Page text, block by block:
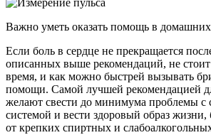
Важно уметь оказать помощь в
Если боль в сердце не прекращается
описанных выше рекомендаций, не стоит
время, и как можно быстрей вызывать
помощи. Самой лучшей рекомендацией
желают свести до минимума проблемы с
системой и вести здоровый образ жизни,
от крепких спиртных и